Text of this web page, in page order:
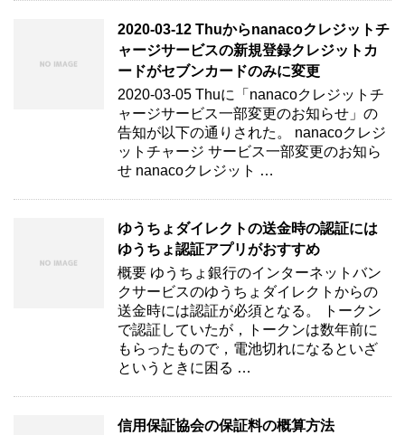
2020-03-12 Thuからnanacoクレジットチ
ャージサービスの新規登録クレジットカ
ードがセブンカードのみに変更
2020-03-05 Thuに「nanacoクレジットチ
ャージサービス一部変更のお知らせ」の
告知が以下の通りされた。 nanacoクレジ
ットチャージ サービス一部変更のお知ら
せ nanacoクレジット …
ゆうちょダイレクトの送金時の認証には
ゆうちょ認証アプリがおすすめ
概要 ゆうちょ銀行のインターネットバン
クサービスのゆうちょダイレクトからの
送金時には認証が必須となる。 トークン
で認証していたが，トークンは数年前に
もらったもので，電池切れになるといざ
というときに困る …
信用保証協会の保証料の概算方法